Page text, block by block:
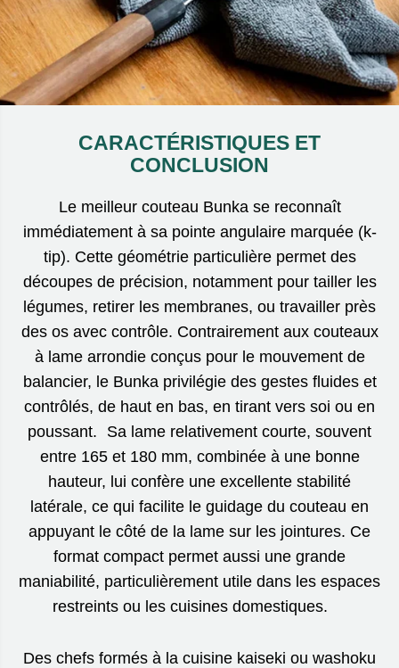
CARACTÉRISTIQUES ET
CONCLUSION
Le meilleur couteau Bunka se reconnaît
immédiatement à sa pointe angulaire marquée (k-
tip). Cette géométrie particulière permet des
découpes de précision, notamment pour tailler les
légumes, retirer les membranes, ou travailler près
des os avec contrôle. Contrairement aux couteaux
à lame arrondie conçus pour le mouvement de
balancier, le Bunka privilégie des gestes fluides et
contrôlés, de haut en bas, en tirant vers soi ou en
poussant. Sa lame relativement courte, souvent
entre 165 et 180 mm, combinée à une bonne
hauteur, lui confère une excellente stabilité
latérale, ce qui facilite le guidage du couteau en
appuyant le côté de la lame sur les jointures. Ce
format compact permet aussi une grande
maniabilité, particulièrement utile dans les espaces
restreints ou les cuisines domestiques.
Des chefs formés à la cuisine kaiseki ou washoku